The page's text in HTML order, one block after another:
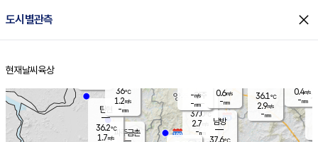
도시별관측 close
홈
현재날씨 육상
양주
37.0℃
2.7
-mm
파주금촌
36.1℃
2.9m/s
-mm
탄현
36.2℃
1.7m/s
0.4m/s
-mm
남방
37.6℃
-m/s
-mm
36℃
1.2m/s
-mm
0.6m/s
-mm